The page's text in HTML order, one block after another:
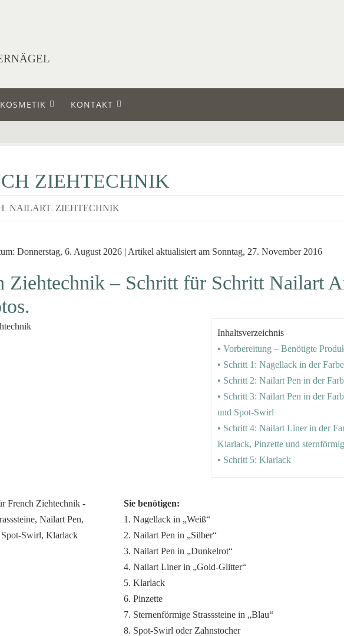
KOSMETIK KONTAKT
ZIEHTECHNIK
, NAILART, ZIEHTECHNIK
Donnerstag, 6. August 2026 | Artikel aktualisiert am Sonntag, 27. November 2016
Ziehtechnik – Schritt für Schritt Nailart
Inhaltsverzeichnis
• Vorbereitung – Benötigte
• Schritt 1: Nagellack in der
• Schritt 2: Nailart Pen in der
• Schritt 3: Nailart Pen in der
und Spot-Swirl
• Schritt 4: Nailart Liner in der
Klarlack, Pinzette und
• Schritt 5: Klarlack
Sie benötigen:
1. Nagellack in „Weiß“
2. Nailart Pen in „Silber“
3. Nailart Pen in „Dunkelrot“
4. Nailart Liner in „Gold-Glitter“
5. Klarlack
6. Pinzette
7. Sternenförmige Strasssteine in „Blau“
8. Spot-Swirl oder Zahnstocher